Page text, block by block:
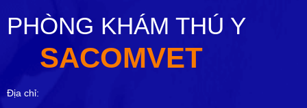
PHÒNG KHÁM THÚ Y
SACOMVET
Địa chỉ: